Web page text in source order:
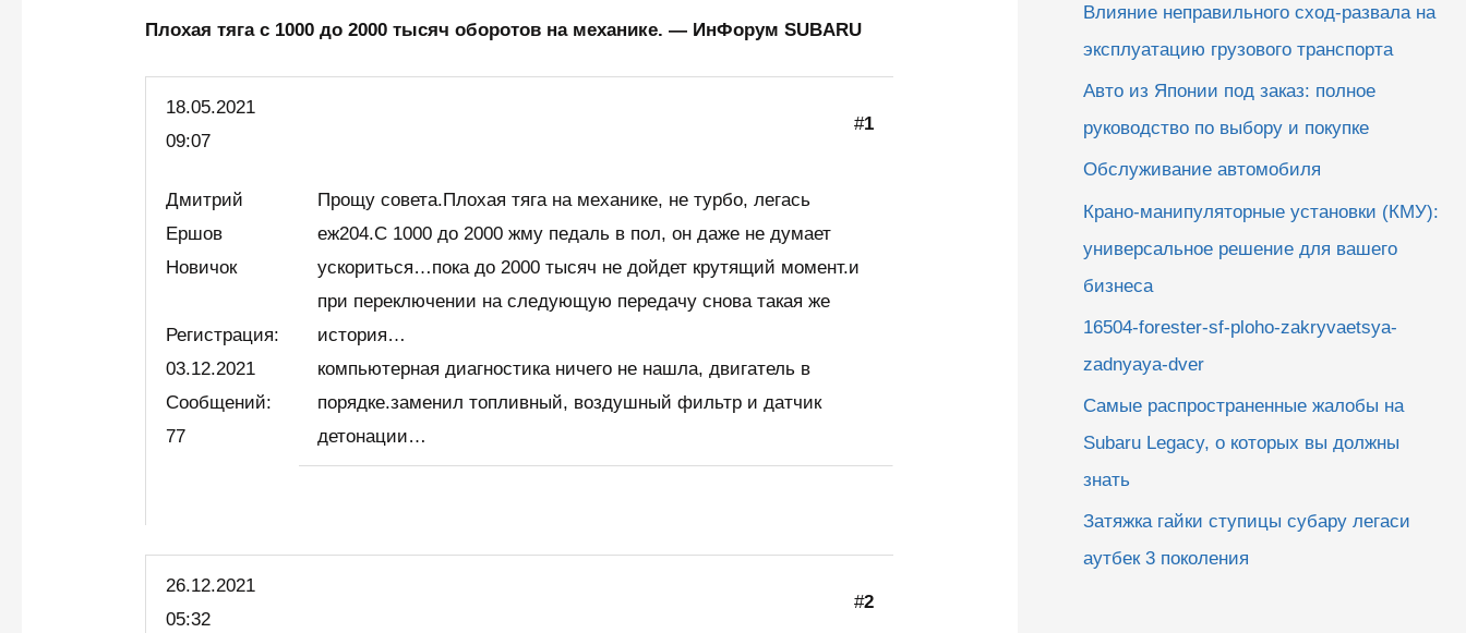
Плохая тяга с 1000 до 2000 тысяч оборотов на механике. — ИнФорум SUBARU
18.05.2021
09:07
#1
Дмитрий
Ершов
Новичок
Регистрация:
03.12.2021
Сообщений:
77
Прощу совета.Плохая тяга на механике, не турбо, легась
еж204.С 1000 до 2000 жму педаль в пол, он даже не думает
ускориться…пока до 2000 тысяч не дойдет крутящий момент.и
при переключении на следующую передачу снова такая же
история…
компьютерная диагностика ничего не нашла, двигатель в
порядке.заменил топливный, воздушный фильтр и датчик
детонации…
26.12.2021
05:32
#2
Влияние неправильного сход-развала на
эксплуатацию грузового транспорта
Авто из Японии под заказ: полное
руководство по выбору и покупке
Обслуживание автомобиля
Крано-манипуляторные установки (КМУ):
универсальное решение для вашего
бизнеса
16504-forester-sf-ploho-zakryvaetsya-
zadnyaya-dver
Самые распространенные жалобы на
Subaru Legacy, о которых вы должны
знать
Затяжка гайки ступицы субару легаси
аутбек 3 поколения